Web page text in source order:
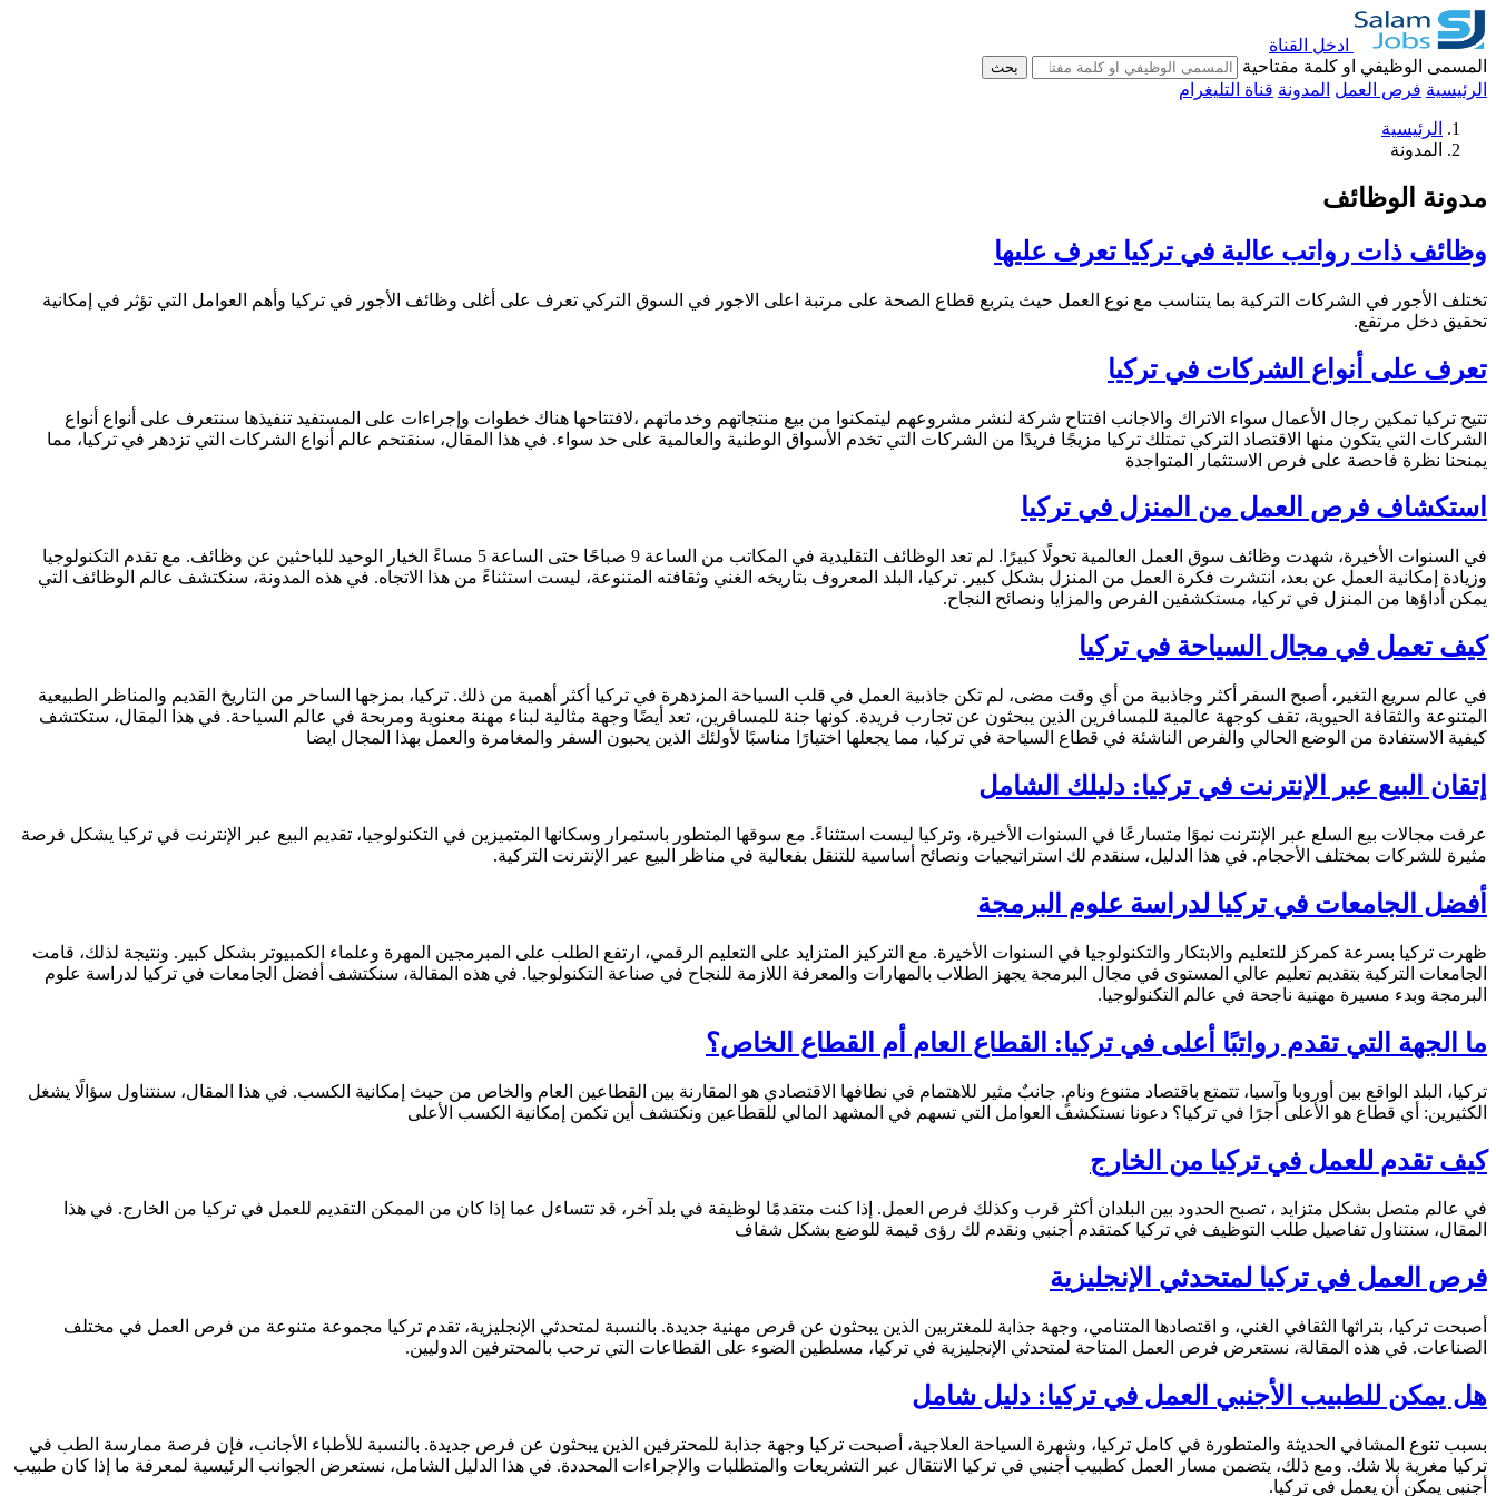
ادخل القناة
المسمى الوظيفي او كلمة مفتاحية
بحث
الرئيسية فرص العمل المدونة قناة التليغرام
الرئيسية
المدونة
مدونة الوظائف
وظائف ذات رواتب عالية في تركيا تعرف عليها
تختلف الأجور في الشركات التركية بما يتناسب مع نوع العمل حيث يتربع قطاع الصحة على مرتبة اعلى الاجور في السوق التركي تعرف على أغلى وظائف الأجور في تركيا وأهم العوامل التي تؤثر في إمكانية
تحقيق دخل مرتفع.
تعرف على أنواع الشركات في تركيا
تتيح تركيا تمكين رجال الأعمال سواء الاتراك والاجانب افتتاح شركة لنشر مشروعهم ليتمكنوا من بيع منتجاتهم وخدماتهم ،لافتتاحها هناك خطوات وإجراءات على المستفيد تنفيذها سنتعرف على أنواع أنواع
الشركات التي يتكون منها الاقتصاد التركي تمتلك تركيا مزيجًا فريدًا من الشركات التي تخدم الأسواق الوطنية والعالمية على حد سواء. في هذا المقال، سنقتحم عالم أنواع الشركات التي تزدهر في تركيا، مما
يمنحنا نظرة فاحصة على فرص الاستثمار المتواجدة
استكشاف فرص العمل من المنزل في تركيا
في السنوات الأخيرة، شهدت وظائف سوق العمل العالمية تحولًا كبيرًا. لم تعد الوظائف التقليدية في المكاتب من الساعة 9 صباحًا حتى الساعة 5 مساءً الخيار الوحيد للباحثين عن وظائف. مع تقدم التكنولوجيا
وزيادة إمكانية العمل عن بعد، انتشرت فكرة العمل من المنزل بشكل كبير. تركيا، البلد المعروف بتاريخه الغني وثقافته المتنوعة، ليست استثناءً من هذا الاتجاه. في هذه المدونة، سنكتشف عالم الوظائف التي
يمكن أداؤها من المنزل في تركيا، مستكشفين الفرص والمزايا ونصائح النجاح.
كيف تعمل في مجال السياحة في تركيا
في عالم سريع التغير، أصبح السفر أكثر وجاذبية من أي وقت مضى، لم تكن جاذبية العمل في قلب السياحة المزدهرة في تركيا أكثر أهمية من ذلك. تركيا، بمزجها الساحر من التاريخ القديم والمناظر الطبيعية
المتنوعة والثقافة الحيوية، تقف كوجهة عالمية للمسافرين الذين يبحثون عن تجارب فريدة. كونها جنة للمسافرين، تعد أيضًا وجهة مثالية لبناء مهنة معنوية ومربحة في عالم السياحة. في هذا المقال، ستكتشف
كيفية الاستفادة من الوضع الحالي والفرص الناشئة في قطاع السياحة في تركيا، مما يجعلها اختيارًا مناسبًا لأولئك الذين يحبون السفر والمغامرة والعمل بهذا المجال ايضا
إتقان البيع عبر الإنترنت في تركيا: دليلك الشامل
عرفت مجالات بيع السلع عبر الإنترنت نموًا متسارعًا في السنوات الأخيرة، وتركيا ليست استثناءً. مع سوقها المتطور باستمرار وسكانها المتميزين في التكنولوجيا، تقديم البيع عبر الإنترنت في تركيا يشكل فرصة
مثيرة للشركات بمختلف الأحجام. في هذا الدليل، سنقدم لك استراتيجيات ونصائح أساسية للتنقل بفعالية في مناظر البيع عبر الإنترنت التركية.
أفضل الجامعات في تركيا لدراسة علوم البرمجة
ظهرت تركيا بسرعة كمركز للتعليم والابتكار والتكنولوجيا في السنوات الأخيرة. مع التركيز المتزايد على التعليم الرقمي، ارتفع الطلب على المبرمجين المهرة وعلماء الكمبيوتر بشكل كبير. ونتيجة لذلك، قامت
الجامعات التركية بتقديم تعليم عالي المستوى في مجال البرمجة يجهز الطلاب بالمهارات والمعرفة اللازمة للنجاح في صناعة التكنولوجيا. في هذه المقالة، سنكتشف أفضل الجامعات في تركيا لدراسة علوم
البرمجة وبدء مسيرة مهنية ناجحة في عالم التكنولوجيا.
ما الجهة التي تقدم رواتبًا أعلى في تركيا: القطاع العام أم القطاع الخاص؟
تركيا، البلد الواقع بين أوروبا وآسيا، تتمتع باقتصاد متنوع ونامٍ. جانبٌ مثير للاهتمام في نطافها الاقتصادي هو المقارنة بين القطاعين العام والخاص من حيث إمكانية الكسب. في هذا المقال، سنتناول سؤالًا يشغل
الكثيرين: أي قطاع هو الأعلى أجرًا في تركيا؟ دعونا نستكشف العوامل التي تسهم في المشهد المالي للقطاعين ونكتشف أين تكمن إمكانية الكسب الأعلى
كيف تقدم للعمل في تركيا من الخارج
في عالم متصل بشكل متزايد ، تصبح الحدود بين البلدان أكثر قرب وكذلك فرص العمل. إذا كنت متقدمًا لوظيفة في بلد آخر، قد تتساءل عما إذا كان من الممكن التقديم للعمل في تركيا من الخارج. في هذا
المقال، سنتناول تفاصيل طلب التوظيف في تركيا كمتقدم أجنبي ونقدم لك رؤى قيمة للوضع بشكل شفاف
فرص العمل في تركيا لمتحدثي الإنجليزية
أصبحت تركيا، بتراثها الثقافي الغني، و اقتصادها المتنامي، وجهة جذابة للمغتربين الذين يبحثون عن فرص مهنية جديدة. بالنسبة لمتحدثي الإنجليزية، تقدم تركيا مجموعة متنوعة من فرص العمل في مختلف
الصناعات. في هذه المقالة، نستعرض فرص العمل المتاحة لمتحدثي الإنجليزية في تركيا، مسلطين الضوء على القطاعات التي ترحب بالمحترفين الدوليين.
هل يمكن للطبيب الأجنبي العمل في تركيا: دليل شامل
بسبب تنوع المشافي الحديثة والمتطورة في كامل تركيا، وشهرة السياحة العلاجية، أصبحت تركيا وجهة جذابة للمحترفين الذين يبحثون عن فرص جديدة. بالنسبة للأطباء الأجانب، فإن فرصة ممارسة الطب في
تركيا مغرية بلا شك. ومع ذلك، يتضمن مسار العمل كطبيب أجنبي في تركيا الانتقال عبر التشريعات والمتطلبات والإجراءات المحددة. في هذا الدليل الشامل، نستعرض الجوانب الرئيسية لمعرفة ما إذا كان طبيب
أجنبي يمكن أن يعمل في تركيا.